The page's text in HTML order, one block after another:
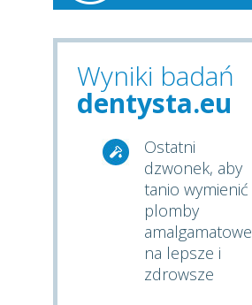
Wyniki badań
dentysta.eu
Ostatni
dzwonek, aby
tanio wymienić
plomby
amalgamatowe
na lepsze i
zdrowsze